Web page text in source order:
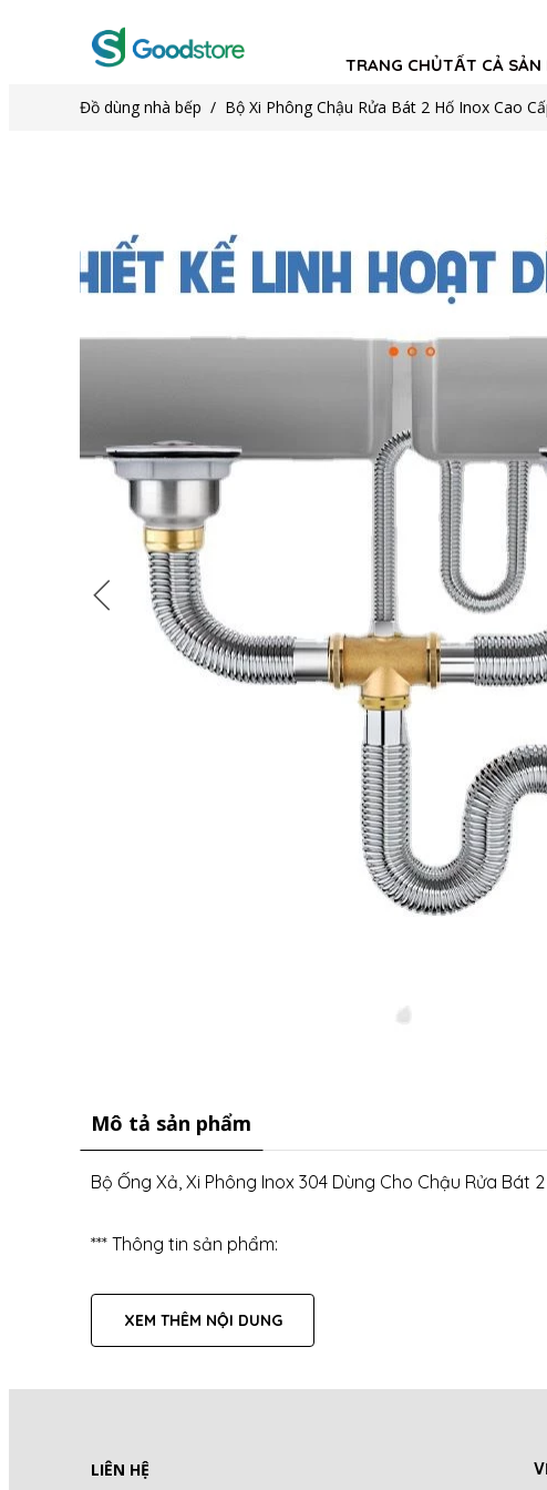
TRANG CHỦTẤT CẢ SẢN
Đồ dùng nhà bếp / Bộ Xi Phông Chậu Rửa Bát 2 Hố Inox Cao
Mô tả sản phẩm
Bộ Ống Xả, Xi Phông Inox 304 Dùng Cho Chậu Rửa
*** Thông tin sản phẩm:
- Màu sắc: Bạc
- Kích thước:
XEM THÊM NỘI DUNG
LIÊN HỆ